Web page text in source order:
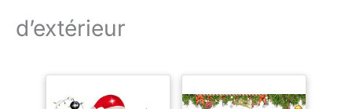
d’extérieur